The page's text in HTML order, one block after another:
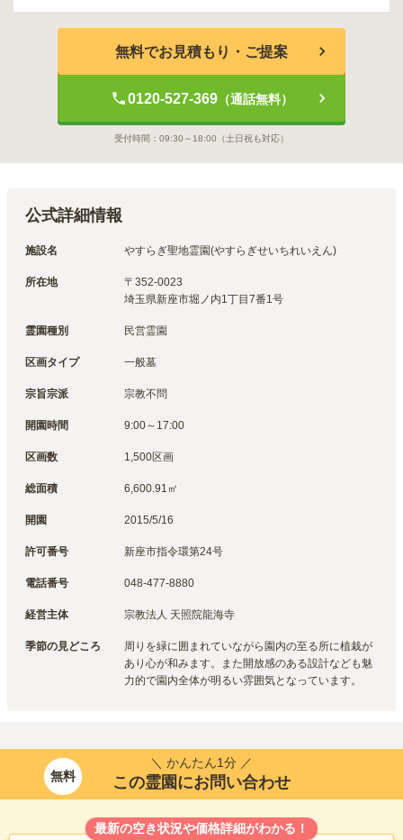
無料でお見積もり・ご提案
0120-527-369（通話無料）
受付時間： 09:30～18:00 （土日祝も対応）
公式詳細情報
施設名 やすらぎ聖地霊園(やすらぎせいちれいえん)
所在地 〒 352-0023
埼玉県新座市堀ノ内1丁目7番1号
霊園種別 民営霊園
区画タイプ 一般墓
宗旨宗派 宗教不問
開園時間 9:00～17:00
区画数 1,500区画
総面積 6,600.91㎡
開園 2015/5/16
許可番号 新座市指令環第24号
電話番号 048-477-8880
経営主体 宗教法人 天照院龍海寺
季節の見どころ
周りを緑に囲まれていながら園内の至る所に植栽が
あり心が和みます。また開放感のある設計なども魅
力的で園内全体が明るい雰囲気となっています。
無料
＼ かんたん1分 ／
この霊園にお問い合わせ
最新の空き状況や価格詳細がわかる！